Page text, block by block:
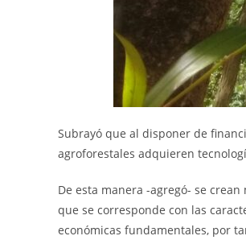
Subrayó que al disponer de
agroforestales adquieren
De esta manera -agregó- se
que se corresponde con las
económicas fundamentales, por